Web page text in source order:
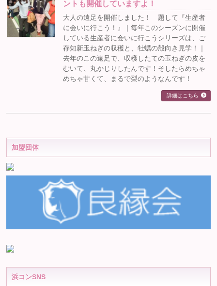
ントも開催していますよ！
大人の遠足を開催しました！ 題して『生産者
に会いに行こう！』｜毎年このシーズンに開催
している生産者に会いに行こうシリーズは、ご
存知新玉ねぎの収穫と、牡蠣の殻向き見学！｜
去年のこの遠足で、収穫したての玉ねぎの皮を
むいて、丸かじりしたんです！そしたらめちゃ
めちゃ甘くて、まるで梨のようなんです！
詳細はこちら
加盟団体
浜コンSNS